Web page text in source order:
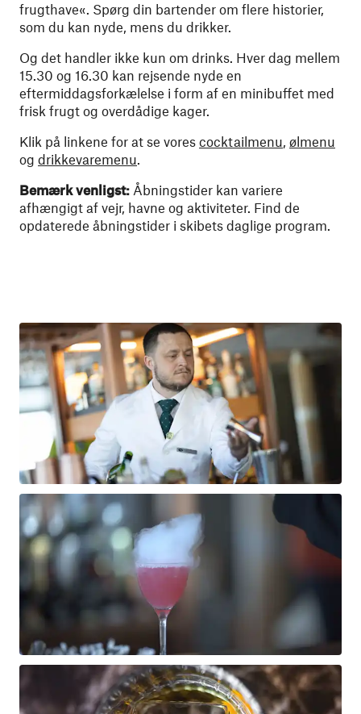
frugthave«. Spørg din bartender om flere historier,
som du kan nyde, mens du drikker.
Og det handler ikke kun om drinks. Hver dag mellem
15.30 og 16.30 kan rejsende nyde en
eftermiddagsforkælelse i form af en minibuffet med
frisk frugt og overdådige kager.
Klik på linkene for at se vores cocktailmenu, ølmenu
og drikkevaremenu.
Bemærk venligst: Åbningstider kan variere
afhængigt af vejr, havne og aktiviteter. Find de
opdaterede åbningstider i skibets daglige program.